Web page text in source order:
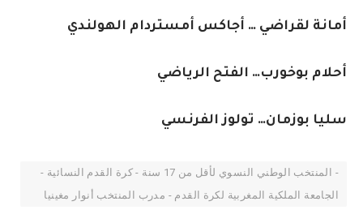
أمانة لقراضي … أجاكس أمستردام الهولندي
أحلام بوخورب… الفتح الرياضي
سليا بوزمان… تولوز الفرنسي
- المنتخب الوطني النسوي لأقل من 17 سنة - كرة القدم النسائية -
الجامعة الملكية المغربية لكرة القدم - مدرب المنتخب أنوار مغينيا